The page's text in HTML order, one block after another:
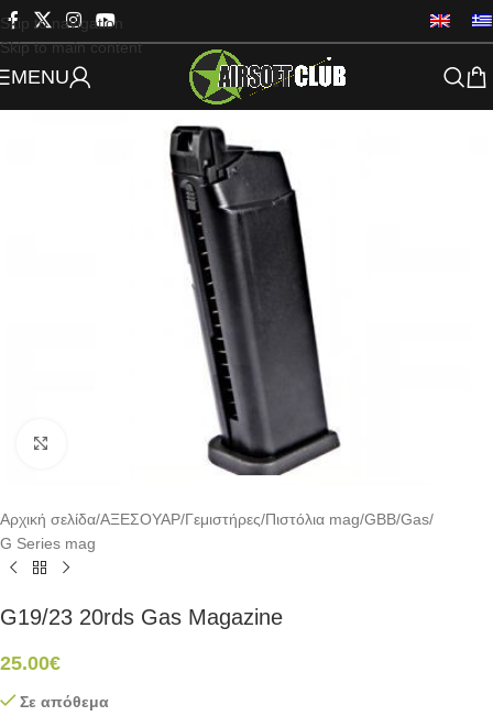
Skip to navigation
Skip to main content
MENU
Αρχική σελίδα/ΑΞΕΣΟΥΑΡ/Γεμιστήρες/Πιστόλια mag/GBB/Gas/
G Series mag
G19/23 20rds Gas Magazine
25.00€
Σε απόθεμα